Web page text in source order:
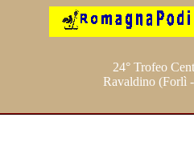
24° Trofeo
Ravaldino (Forlì